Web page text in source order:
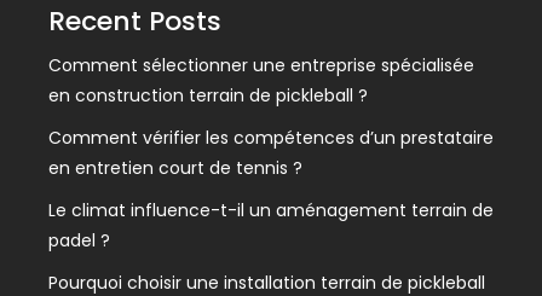
Recent Posts
Comment sélectionner une entreprise spécialisée
en construction terrain de pickleball ?
Comment vérifier les compétences d’un prestataire
en entretien court de tennis ?
Le climat influence-t-il un aménagement terrain de
padel ?
Pourquoi choisir une installation terrain de pickleball